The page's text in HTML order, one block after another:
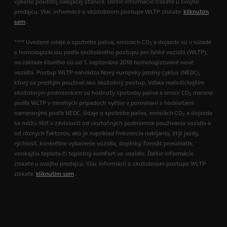
výkonu použitej nabíjacej stanice. Ďalšie informácie získate u svojho
predajcu. Viac informácií o skúšobnom postupe WLTP získate kliknutím
sem .
**** Uvedené údaje o spotrebe paliva, emisiách CO2 a dojazde sú v súlade
s homologizáciou podľa skúšobného postupu pre ľahké vozidlá (WLTP),
na základe ktorého sú od 1. septembra 2018 homologizované nové
vozidlá. Postup WLTP nahrádza Nový európsky jazdný cyklus (NEDC),
ktorý sa predtým používal ako skúšobný postup. Vďaka realistickejším
skúšobným podmienkam sú hodnoty spotreby paliva a emisií CO2 merané
podľa WLTP v mnohých prípadoch vyššie v porovnaní s hodnotami
nameranými podľa NEDC. Údaje o spotrebe paliva, emisiách CO2 a dojazde
sa môžu líšiť v závislosti od skutočných podmienok používania vozidla a
od rôznych faktorov, ako je napríklad frekvencia nabíjania, štýl jazdy,
rýchlosť, konkrétne vybavenie vozidla, doplnky, formát pneumatík,
vonkajšia teplota či teplotný komfort vo vozidle. Ďalšie informácie
získate u svojho predajcu. Viac informácií o skúšobnom postupe WLTP
získate kliknutím sem .